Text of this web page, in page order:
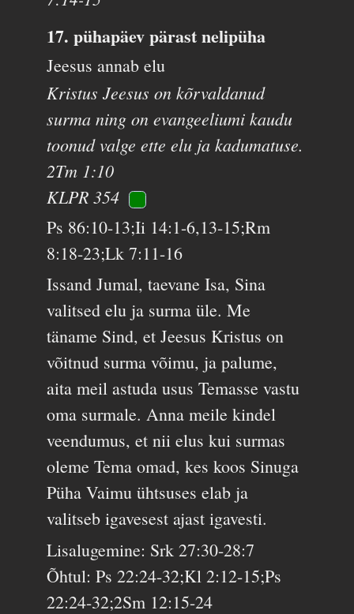
17. pühapäev pärast nelipüha
Jeesus annab elu
Kristus Jeesus on kõrvaldanud
surma ning on evangeeliumi kaudu
toonud valge ette elu ja kadumatuse.
2Tm 1:10
KLPR 354
Ps 86:10-13;Ii 14:1-6,13-15;Rm
8:18-23;Lk 7:11-16
Issand Jumal, taevane Isa, Sina
valitsed elu ja surma üle. Me
täname Sind, et Jeesus Kristus on
võitnud surma võimu, ja palume,
aita meil astuda usus Temasse vastu
oma surmale. Anna meile kindel
veendumus, et nii elus kui surmas
oleme Tema omad, kes koos Sinuga
Püha Vaimu ühtsuses elab ja
valitseb igavesest ajast igavesti.
Lisalugemine: Srk 27:30-28:7
Õhtul: Ps 22:24-32;Kl 2:12-15;Ps
22:24-32;2Sm 12:15-24